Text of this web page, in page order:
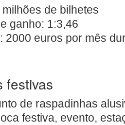
de bilhetes
ganho: 1:3,46
2000 euros por mês
festivas
de raspadinhas
festiva, evento,